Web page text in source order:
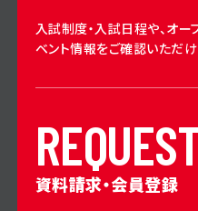
入試制度・入試日程や、オー
ベント情報をご確認いただけ
REQUES
資料請求・会員登録